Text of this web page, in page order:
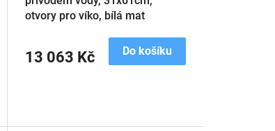
otvory pro víko, bílá mat
13 063 Kč Do košíku